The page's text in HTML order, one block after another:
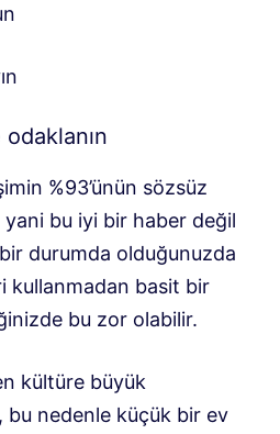
%93’ünün sözsüz
bu iyi bir haber değil
durumda olduğunuzda
kullanmadan basit bir
bu zor olabilir.
kültüre büyük
bu nedenle küçük bir ev